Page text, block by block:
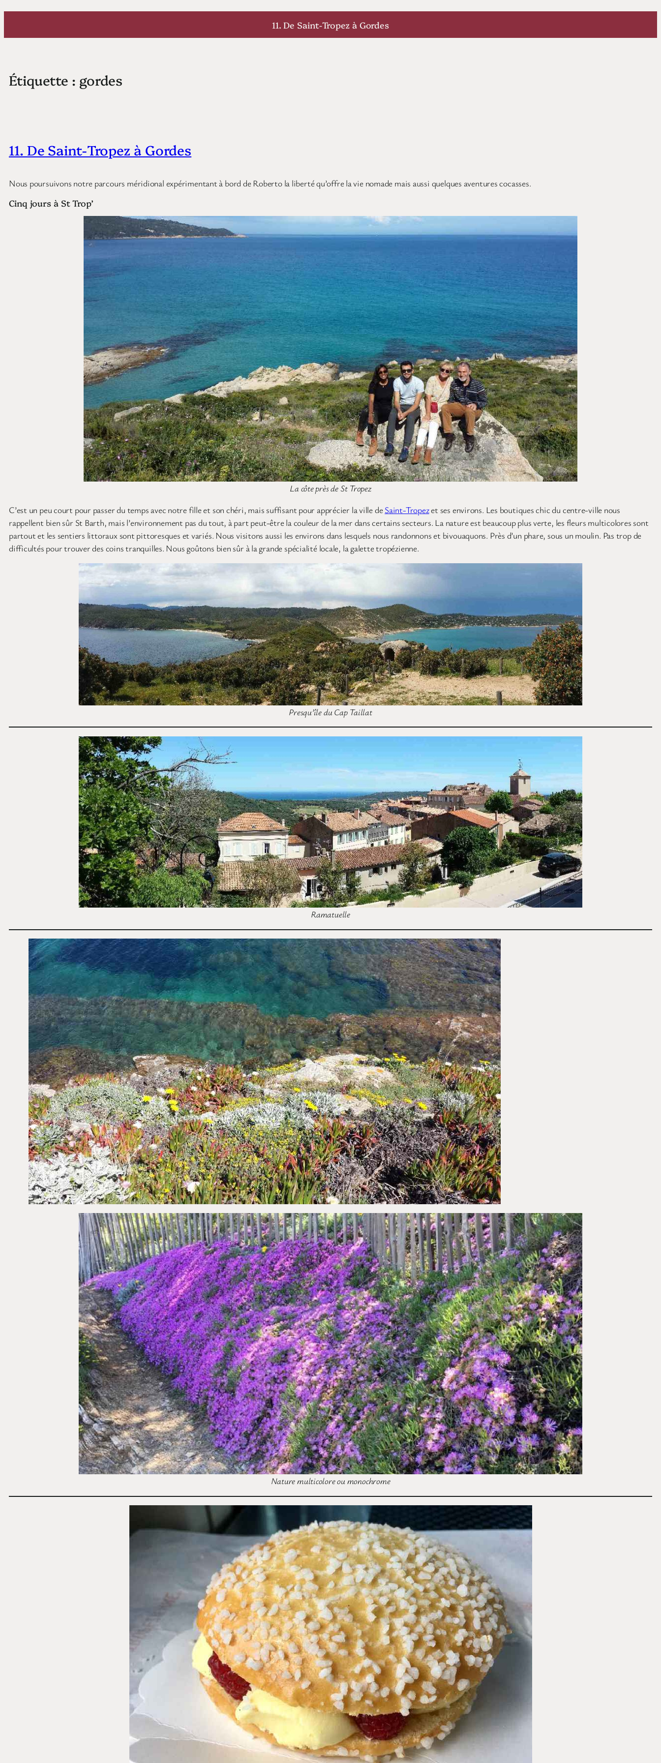
Aller
contenu
11. De Saint-Tropez à Gordes
Étiquette : gordes
11. De Saint-Tropez à Gordes
Nous poursuivons notre parcours méridional expérimentant à bord de Roberto la liberté qu’offre la vie nomade mais aussi quelques aventures cocasses.
Cinq jours à St Trop’
La côte près de St Tropez
C’est un peu court pour passer du temps avec notre fille et son chéri, mais suffisant pour apprécier la ville deSaint-Tropezet ses environs. Les boutiques chic du centre-ville nous
rappellent bien sûr St Barth, mais l’environnement pas du tout, à part peut-être la couleur de la mer dans certains secteurs. La nature est beaucoup plus verte, les fleurs multicolores sont
partout et les sentiers littoraux sont pittoresques et variés. Nous visitons aussi les environs dans lesquels nous randonnons et bivouaquons. Près d’un phare, sous un moulin. Pas trop de
difficultés pour trouver des coins tranquilles. Nous goûtons bien sûr à la grande spécialité locale, la galette tropézienne.
Presqu’île du Cap Taillat
Ramatuelle
Nature multicolore ou monochrome